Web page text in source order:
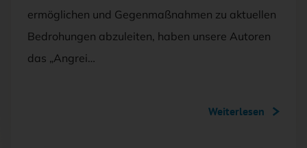
ermöglichen und Gegenmaßnahmen zu aktuellen
Bedrohungen abzuleiten, haben unsere Autoren
das „Angrei…
Weiterlesen